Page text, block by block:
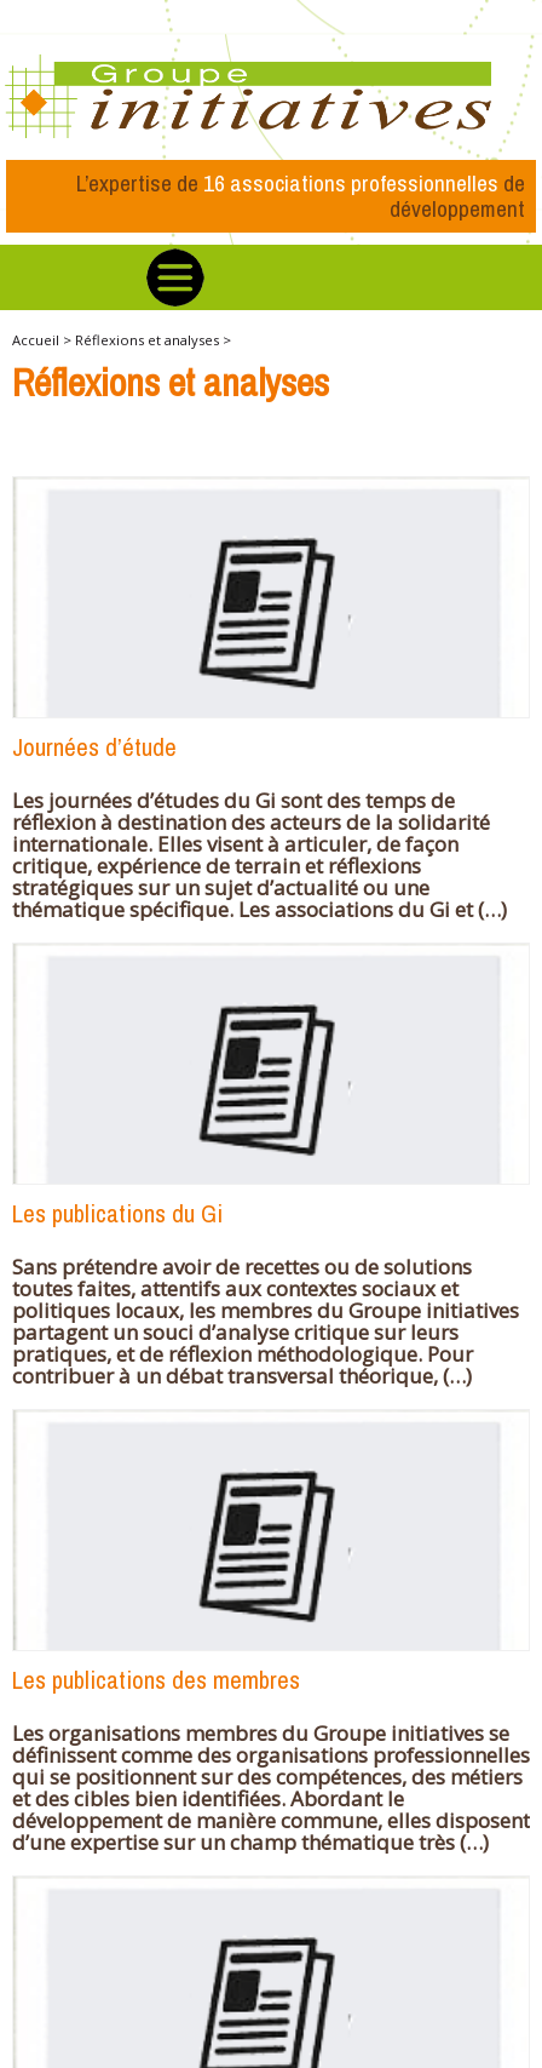
L’expertise de 16 associations professionnelles de
développement
Accueil > Réflexions et analyses >
Réflexions et analyses
Journées d’étude
Les journées d’études du Gi sont des temps de
réflexion à destination des acteurs de la solidarité
internationale. Elles visent à articuler, de façon
critique, expérience de terrain et réflexions
stratégiques sur un sujet d’actualité ou une
thématique spécifique. Les associations du Gi et (…)
Les publications du Gi
Sans prétendre avoir de recettes ou de solutions
toutes faites, attentifs aux contextes sociaux et
politiques locaux, les membres du Groupe initiatives
partagent un souci d’analyse critique sur leurs
pratiques, et de réflexion méthodologique. Pour
contribuer à un débat transversal théorique, (…)
Les publications des membres
Les organisations membres du Groupe initiatives se
définissent comme des organisations professionnelles
qui se positionnent sur des compétences, des métiers
et des cibles bien identifiées. Abordant le
développement de manière commune, elles disposent
d’une expertise sur un champ thématique très (…)